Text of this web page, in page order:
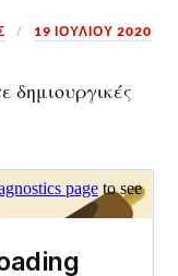
19 ΙΟΥΛΊΟΥ 2020
δημιουργικές